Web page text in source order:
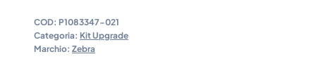
COD: P1083347-021
Categoria: Kit Upgrade
Marchio: Zebra